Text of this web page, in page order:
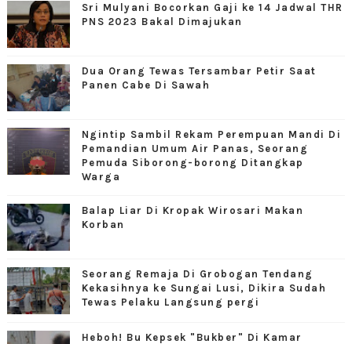
Sri Mulyani Bocorkan Gaji ke 14 Jadwal THR
PNS 2023 Bakal Dimajukan
Dua Orang Tewas Tersambar Petir Saat
Panen Cabe Di Sawah
Ngintip Sambil Rekam Perempuan Mandi Di
Pemandian Umum Air Panas, Seorang
Pemuda Siborong-borong Ditangkap
Warga
Balap Liar Di Kropak Wirosari Makan
Korban
Seorang Remaja Di Grobogan Tendang
Kekasihnya ke Sungai Lusi, Dikira Sudah
Tewas Pelaku Langsung pergi
Heboh! Bu Kepsek "Bukber" Di Kamar